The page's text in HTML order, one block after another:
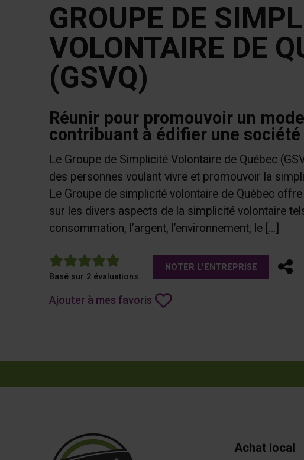
GROUPE DE
VOLONTAIRE DE
(GSVQ)
Réunir pour promouvoir un
contribuant à édifier une
Le Groupe de Simplicité Volontaire de Québec
des personnes voulant vivre et promouvoir la
Le Groupe de simplicité volontaire de Québec
sur les divers aspects de la simplicité volontaire
consommation, l’argent, l’environnement, le […]
5
Basé sur 2 évaluations
NOTER L'ENTREPRISE
Ajouter à mes favoris
Achat local